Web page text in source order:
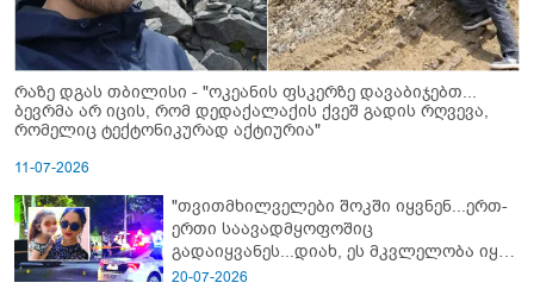
რაზე დგას თბილისი - "ოკეანის ფსკერზე დავაბიჯებთ...
ბევრმა არ იცის, რომ დედაქალაქის ქვეშ გადის რღვევა,
რომელიც ტექტონიკურად აქტიურია"
11-07-2026
"თვითმხილველები შოკში იყვნენ...ერთ-
ერთი საავადმყოფოშიც
გადაიყვანეს...დიახ, ეს მკვლელობა იყო"
- გორში დატრიალებული ტრაგედიის
20-07-2026